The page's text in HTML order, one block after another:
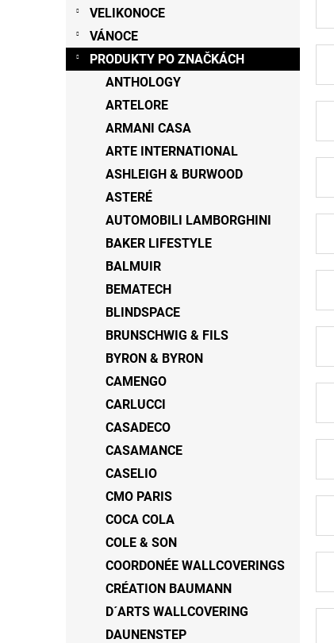
VELIKONOCE
VÁNOCE
PRODUKTY PO ZNAČKÁCH
ANTHOLOGY
ARTELORE
ARMANI CASA
ARTE INTERNATIONAL
ASHLEIGH & BURWOOD
ASTERÉ
AUTOMOBILI LAMBORGHINI
BAKER LIFESTYLE
BALMUIR
BEMATECH
BLINDSPACE
BRUNSCHWIG & FILS
BYRON & BYRON
CAMENGO
CARLUCCI
CASADECO
CASAMANCE
CASELIO
CMO PARIS
COCA COLA
COLE & SON
COORDONÉE WALLCOVERINGS
CRÉATION BAUMANN
D´ARTS WALLCOVERING
DAUNENSTEP